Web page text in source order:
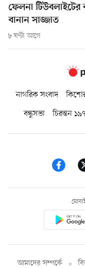
ফেলনা টিউবলাইটের
বানান সাজ্জাত
৮ ঘণ্টা আগে
নাগরিক সংবাদ
বন্ধুসভা
চিরন্তন
আমাদের সম্পর্কে